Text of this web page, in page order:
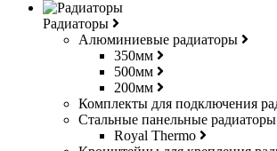
Радиаторы
Алюминиевые радиаторы
350мм
500мм
200мм
Комплекты для подключения
Стальные панельные радиаторы
Royal Thermo